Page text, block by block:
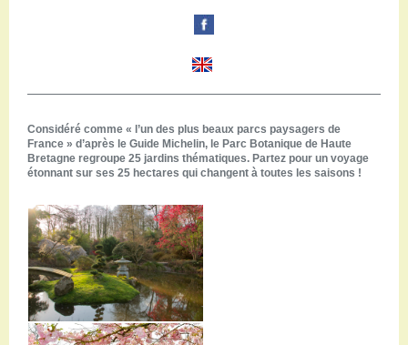
Considéré comme « l’un des plus beaux parcs paysagers de
France » d’après le Guide Michelin, le Parc Botanique de Haute
Bretagne regroupe 25 jardins thématiques. Partez pour un voyage
étonnant sur ses 25 hectares qui changent à toutes les saisons !